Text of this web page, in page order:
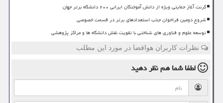
گرنت آغاز حمایتی ویژه از دانش آموختگان ایرانی ۲۰۰ دانشگاه برتر جهان
شروع دومین فراخوان جذب استعدادهای برتر در قسمت خصوصی
توسعه علوم و فناوری های شناختی با تقویت نقش دانشگاه ها و مراکز پژوهشی
نظرات کاربران هوافضا در مورد این مطلب
لطفا شما همنظر دهید